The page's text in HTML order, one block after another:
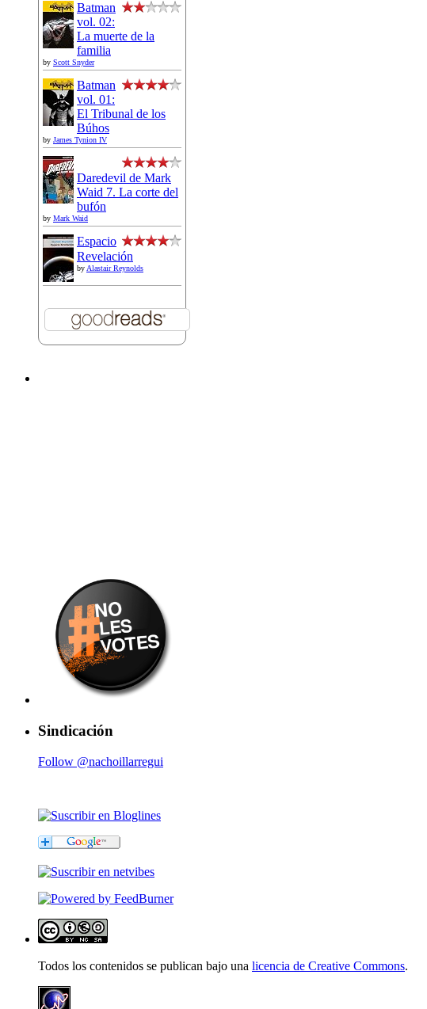
Batman
vol. 02:
La muerte de la
familia
by Scott Snyder
Batman
vol. 01:
El Tribunal de los
Búhos
by James Tynion IV
Daredevil de Mark
Waid 7. La corte del
bufón
by Mark Waid
Espacio
Revelación
by Alastair Reynolds
Sindicación
Follow @nachoillarregui
Todos los contenidos se publican bajo una licencia de Creative Commons.